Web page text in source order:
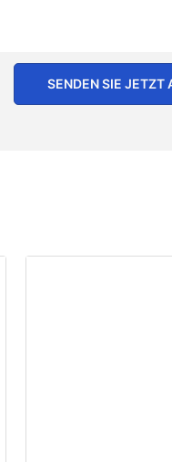
SENDEN SIE JETZT